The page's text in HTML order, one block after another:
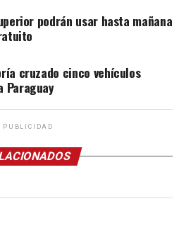
podrán usar hasta mañana
cruzado cinco vehículos
Paraguay
PUBLICIDAD